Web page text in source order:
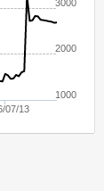
07/13
1000
2000
3000